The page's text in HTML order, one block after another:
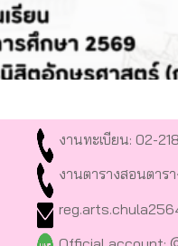
งานทะเบียน: 02-
งานตารางสอนตาร